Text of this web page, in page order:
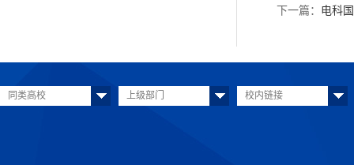
下一篇： 电科
同类高校 上级部门 校内链接